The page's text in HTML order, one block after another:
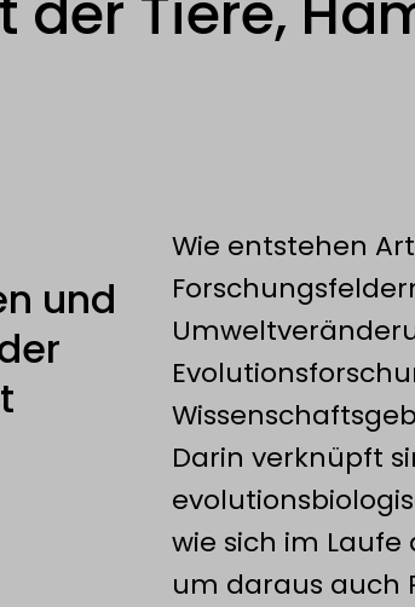
und
Wie entstehen
Darin verknüpft
wie sich im
um daraus auch